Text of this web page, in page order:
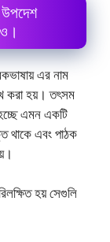
উপদেশ
এর নাম
করা হয়। তৎসম
এমন একটি
থাকে এবং পাঠক
হয় সেগুলি